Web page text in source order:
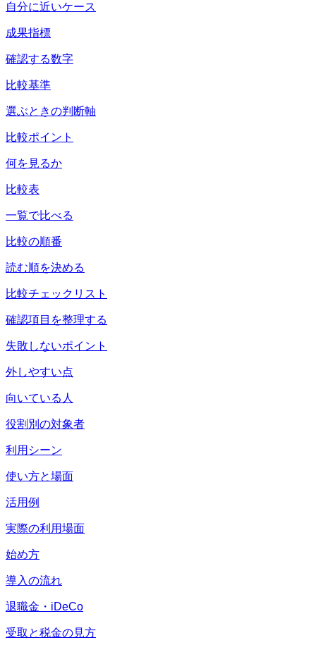
自分に近いケース
成果指標
確認する数字
比較基準
選ぶときの判断軸
比較ポイント
何を見るか
比較表
一覧で比べる
比較の順番
読む順を決める
比較チェックリスト
確認項目を整理する
失敗しないポイント
外しやすい点
向いている人
役割別の対象者
利用シーン
使い方と場面
活用例
実際の利用場面
始め方
導入の流れ
退職金・iDeCo
受取と税金の見方